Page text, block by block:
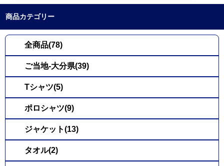
商品カテゴリー
全商品(78)
ご当地-大分県(39)
Tシャツ(5)
ポロシャツ(9)
ジャケット(13)
タオル(2)